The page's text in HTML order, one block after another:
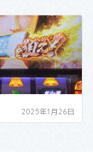
2025年1月26日